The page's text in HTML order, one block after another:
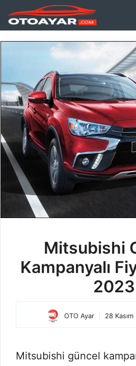
İçeriğe
atla
Mitsubishi
Kampanyalı
2023
OTO Ayar 28
Mitsubishi güncel